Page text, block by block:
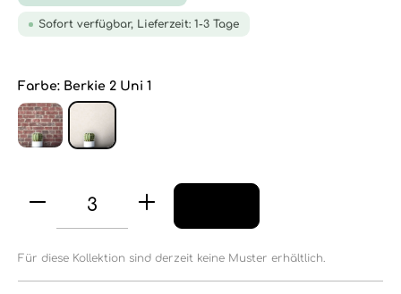
Sofort verfügbar, Lieferzeit: 1-3 Tage
Farbe: Berkie 2 Uni 1
Für diese Kollektion sind derzeit keine Muster erhältlich.